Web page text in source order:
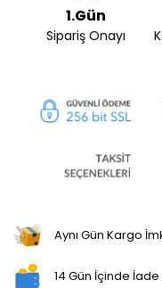
1.Gün
Sipariş Onayı
Aynı Gün Kargo
14 Gün İçinde